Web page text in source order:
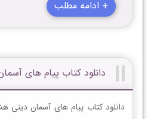
+ ادامه مطلب
دانلود کتاب پیام های
دانلود کتاب پیام های آسمان دینی